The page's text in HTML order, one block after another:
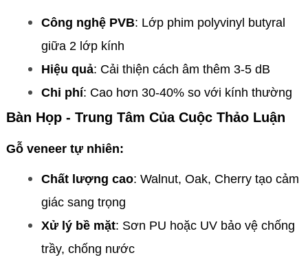
Công nghệ PVB: Lớp phim polyvinyl butyral
giữa 2 lớp kính
Hiệu quả: Cải thiện cách âm thêm 3-5 dB
Chi phí: Cao hơn 30-40% so với kính thường
Bàn Họp - Trung Tâm Của Cuộc Thảo Luận
Gỗ veneer tự nhiên:
Chất lượng cao: Walnut, Oak, Cherry tạo cảm
giác sang trọng
Xử lý bề mặt: Sơn PU hoặc UV bảo vệ chống
trầy, chống nước